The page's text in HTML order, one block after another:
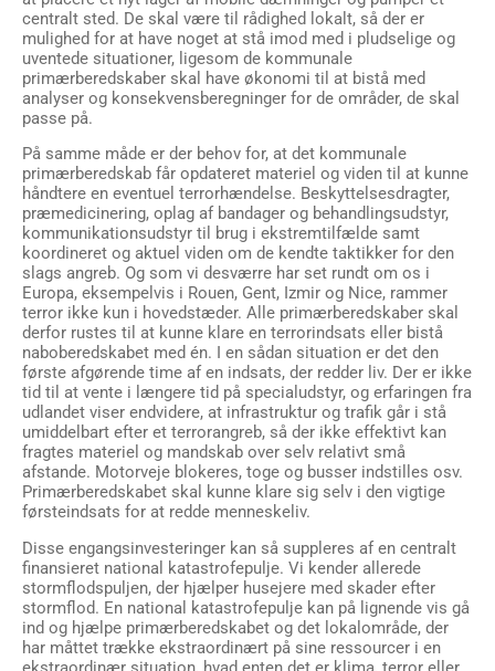
centralt sted. De skal være til rådighed lokalt, så der er
mulighed for at have noget at stå imod med i pludselige og
uventede situationer, ligesom de kommunale
primærberedskaber skal have økonomi til at bistå med
analyser og konsekvensberegninger for de områder, de skal
passe på.
På samme måde er der behov for, at det kommunale
primærberedskab får opdateret materiel og viden til at kunne
håndtere en eventuel terrorhændelse. Beskyttelsesdragter,
præmedicinering, oplag af bandager og behandlingsudstyr,
kommunikationsudstyr til brug i ekstremtilfælde samt
koordineret og aktuel viden om de kendte taktikker for den
slags angreb. Og som vi desværre har set rundt om os i
Europa, eksempelvis i Rouen, Gent, Izmir og Nice, rammer
terror ikke kun i hovedstæder. Alle primærberedskaber skal
derfor rustes til at kunne klare en terrorindsats eller bistå
naboberedskabet med én. I en sådan situation er det den
første afgørende time af en indsats, der redder liv. Der er ikke
tid til at vente i længere tid på specialudstyr, og erfaringen fra
udlandet viser endvidere, at infrastruktur og trafik går i stå
umiddelbart efter et terrorangreb, så der ikke effektivt kan
fragtes materiel og mandskab over selv relativt små
afstande. Motorveje blokeres, toge og busser indstilles osv.
Primærberedskabet skal kunne klare sig selv i den vigtige
førsteindsats for at redde menneskeliv.
Disse engangsinvesteringer kan så suppleres af en centralt
finansieret national katastrofepulje. Vi kender allerede
stormflodspuljen, der hjælper husejere med skader efter
stormflod. En national katastrofepulje kan på lignende vis gå
ind og hjælpe primærberedskabet og det lokalområde, der
har måttet trække ekstraordinært på sine ressourcer i en